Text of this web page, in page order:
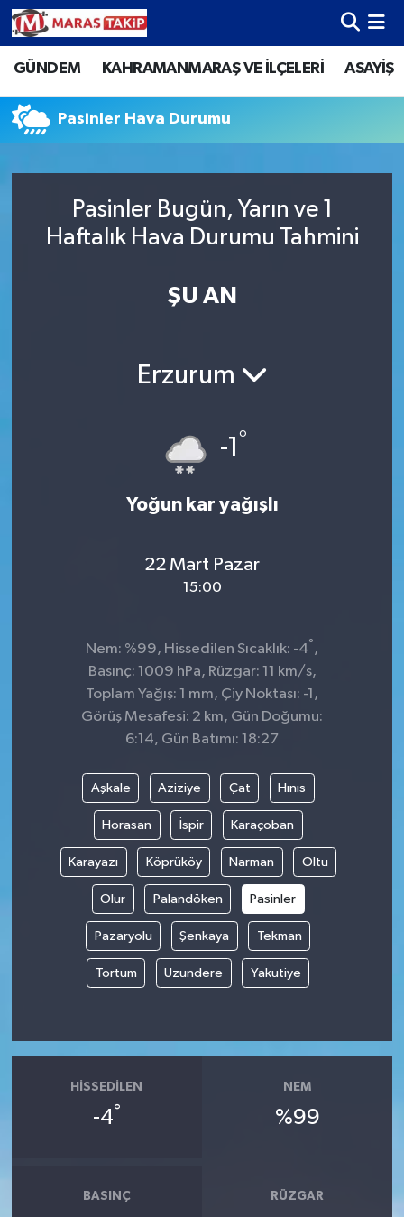
GÜNDEM KAHRAMANMARAŞ VE İLÇELERİ ASAYİŞ
Pasinler Hava Durumu
Pasinler Bugün, Yarın ve 1
Haftalık Hava Durumu Tahmini
ŞU AN
Erzurum
-1 °
Yoğun kar yağışlı
22 Mart Pazar
15:00
Nem: %99, Hissedilen Sıcaklık: -4° ,
Basınç: 1009 hPa, Rüzgar: 11 km/s,
Toplam Yağış: 1 mm, Çiy Noktası: -1,
Görüş Mesafesi: 2 km, Gün Doğumu:
6:14, Gün Batımı: 18:27
Aşkale Aziziye Çat Hınıs
Horasan İspir Karaçoban
Karayazı Köprüköy Narman Oltu
Olur Palandöken Pasinler
Pazaryolu Şenkaya Tekman
Tortum Uzundere Yakutiye
HISSEDILEN
-4°
NEM
%99
BASINÇ RÜZGAR
Kahramanmaraş Nöbetçi Eczaneler
Kahramanmaraş Hava Durumu
Kahramanmaraş Trafik Yoğunluk Haritası